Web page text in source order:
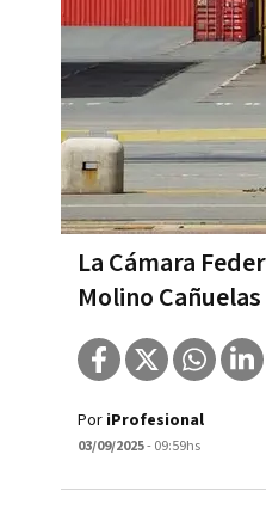
La Cámara
Molino
Por iProfesional
03/09/2025- 09:59hs